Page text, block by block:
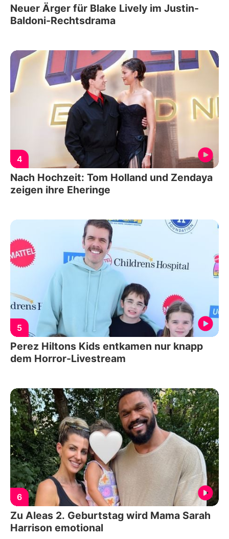
Neuer Ärger für Blake Lively im Justin-
Baldoni-Rechtsdrama
4
Nach Hochzeit: Tom Holland und Zendaya
zeigen ihre Eheringe
5
Perez Hiltons Kids entkamen nur knapp
dem Horror-Livestream
6
Zu Aleas 2. Geburtstag wird Mama Sarah
Harrison emotional